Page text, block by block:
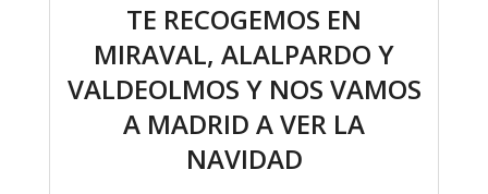
TE RECOGEMOS EN
MIRAVAL, ALALPARDO Y
VALDEOLMOS Y NOS VAMOS
A MADRID A VER LA
NAVIDAD